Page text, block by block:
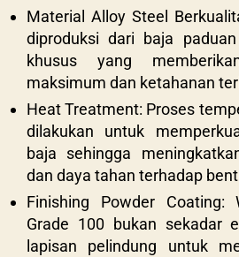
Material Alloy Steel
diproduksi dari baja
khusus yang
maksimum dan ketahanan
Heat Treatment: Proses
dilakukan untuk
baja sehingga
dan daya tahan terhadap
Finishing Powder Coating:
Grade 100 bukan sekadar
lapisan pelindung untuk